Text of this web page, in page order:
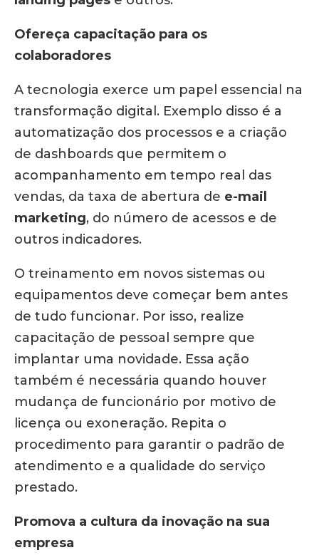
Ofereça capacitação para os
colaboradores
A tecnologia exerce um papel essencial na
transformação digital. Exemplo disso é a
automatização dos processos e a criação
de dashboards que permitem o
acompanhamento em tempo real das
vendas, da taxa de abertura de e-mail
marketing, do número de acessos e de
outros indicadores.
O treinamento em novos sistemas ou
equipamentos deve começar bem antes
de tudo funcionar. Por isso, realize
capacitação de pessoal sempre que
implantar uma novidade. Essa ação
também é necessária quando houver
mudança de funcionário por motivo de
licença ou exoneração. Repita o
procedimento para garantir o padrão de
atendimento e a qualidade do serviço
prestado.
Promova a cultura da inovação na sua
empresa